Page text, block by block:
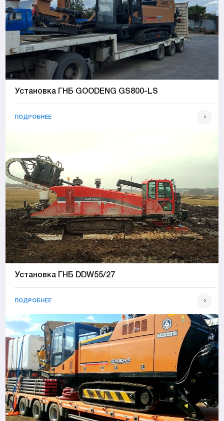
Установка ГНБ GOODENG GS800-LS
ПОДРОБНЕЕ
Установка ГНБ DDW55/27
ПОДРОБНЕЕ